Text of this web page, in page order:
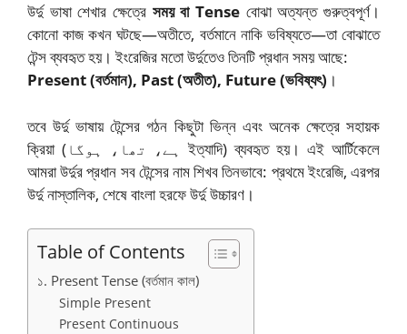
উর্দু ভাষা শেখার ক্ষেত্রে সময় বা Tense বোঝা অত্যন্ত গুরুত্বপূর্ণ।
কোনো কাজ কখন ঘটছে—অতীতে, বর্তমানে নাকি ভবিষ্যতে—তা বোঝাতে
টেন্স ব্যবহৃত হয়। ইংরেজির মতো উর্দুতেও তিনটি প্রধান সময় আছে:
Present (বর্তমান), Past (অতীত), Future (ভবিষ্যৎ) ।
তবে উর্দু ভাষায় টেন্সের গঠন কিছুটা ভিন্ন এবং অনেক ক্ষেত্রে সহায়ক
ক্রিয়া (ہے، تھا، ہوگا ইত্যাদি) ব্যবহৃত হয়। এই আর্টিকেলে
আমরা উর্দুর প্রধান সব টেন্সের নাম শিখব তিনভাবে: প্রথমে ইংরেজি, এরপর
উর্দু নাস্তালিক, শেষে বাংলা হরফে উর্দু উচ্চারণ।
Table of Contents
১. Present Tense (বর্তমান কাল)
Simple Present
Present Continuous